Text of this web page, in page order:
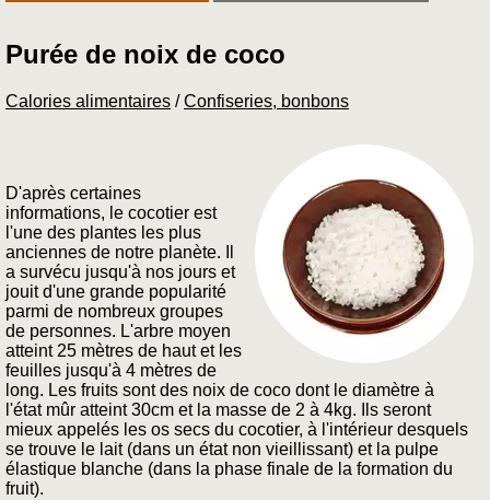
Purée de noix de coco
Calories alimentaires /Confiseries, bonbons
D'après certaines
informations, le cocotier est
l'une des plantes les plus
anciennes de notre planète. Il
a survécu jusqu'à nos jours et
jouit d'une grande popularité
parmi de nombreux groupes
de personnes. L'arbre moyen
atteint 25 mètres de haut et les
feuilles jusqu'à 4 mètres de
long. Les fruits sont des noix de coco dont le diamètre à
l'état mûr atteint 30cm et la masse de 2 à 4kg. Ils seront
mieux appelés les os secs du cocotier, à l'intérieur desquels
se trouve le lait (dans un état non vieillissant) et la pulpe
élastique blanche (dans la phase finale de la formation du
fruit).